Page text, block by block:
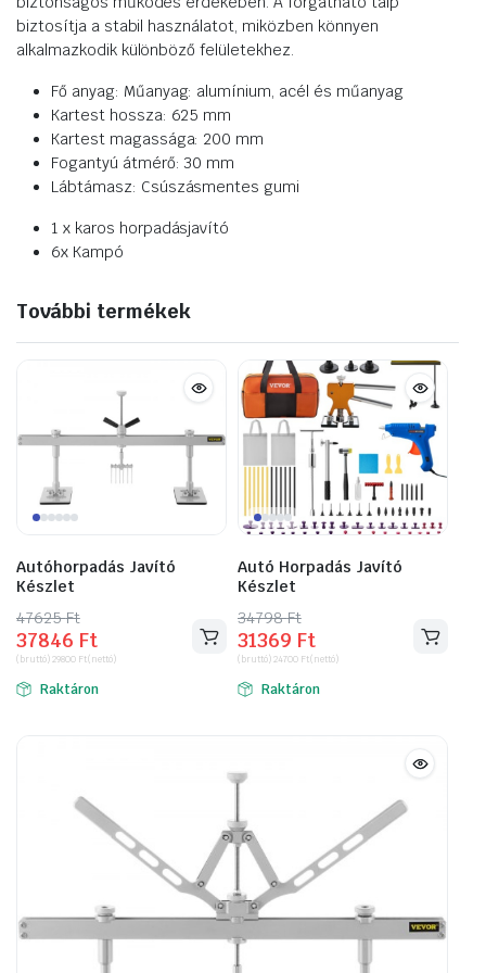
biztosítja a stabil használatot, miközben könnyen
alkalmazkodik különböző felületekhez.
Fő anyag: Műanyag: alumínium, acél és műanyag
Kartest hossza: 625 mm
Kartest magassága: 200 mm
Fogantyú átmérő: 30 mm
Lábtámasz: Csúszásmentes gumi
1 x karos horpadásjavító
6x Kampó
További termékek
Autóhorpadás Javító
Készlet
47625Ft
Original
price
was:
47625 Ft.
37846 Ft
Current
price
is:
37846 Ft.
(bruttó)29800 Ft(nettó)
Raktáron
Autó Horpadás Javító
Készlet
34798Ft
Original
price
was:
34798 Ft.
31369 Ft
Current
price
is:
31369 Ft.
(bruttó)24700 Ft(nettó)
Raktáron